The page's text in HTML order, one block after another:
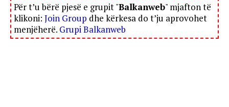
Për t’u bërë pjesë e grupit "Balkanweb" mjafton të
klikoni: Join Group dhe kërkesa do t’ju aprovohet
menjëherë. Grupi Balkanweb